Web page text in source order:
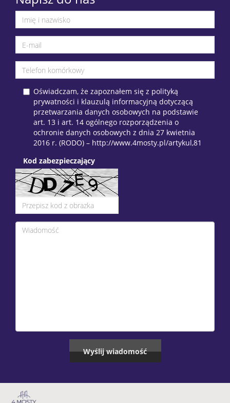
Oświadczam, że zapoznałem się z polityką
prywatności i klauzulą informacyjną dotyczącą
przetwarzania danych osobowych na podstawie
art. 13 i art. 14 ogólnego rozporządzenia o
ochronie danych osobowych z dnia 27 kwietnia
2016 r. (RODO) – http://www.4mosty.pl/artykul,81
Kod zabezpieczający